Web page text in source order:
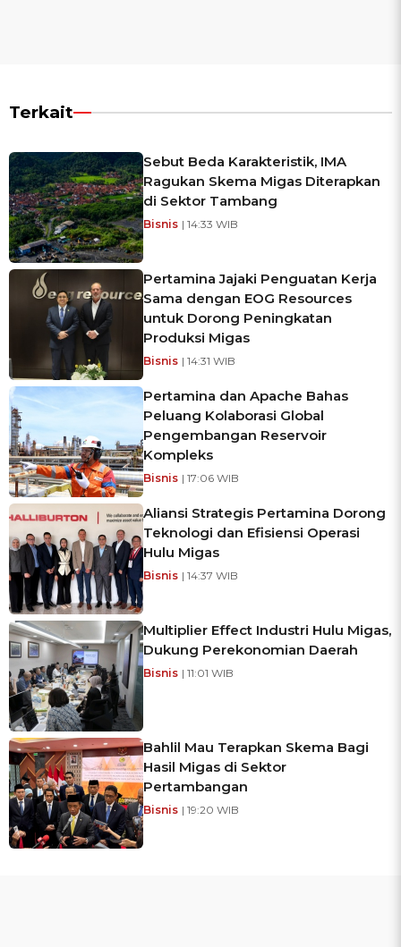
Terkait
Sebut Beda Karakteristik, IMA
Ragukan Skema Migas Diterapkan
di Sektor Tambang
Bisnis | 14:33 WIB
Pertamina Jajaki Penguatan Kerja
Sama dengan EOG Resources
untuk Dorong Peningkatan
Produksi Migas
Bisnis | 14:31 WIB
Pertamina dan Apache Bahas
Peluang Kolaborasi Global
Pengembangan Reservoir
Kompleks
Bisnis | 17:06 WIB
Aliansi Strategis Pertamina Dorong
Teknologi dan Efisiensi Operasi
Hulu Migas
Bisnis | 14:37 WIB
Multiplier Effect Industri Hulu Migas,
Dukung Perekonomian Daerah
Bisnis | 11:01 WIB
Bahlil Mau Terapkan Skema Bagi
Hasil Migas di Sektor
Pertambangan
Bisnis | 19:20 WIB